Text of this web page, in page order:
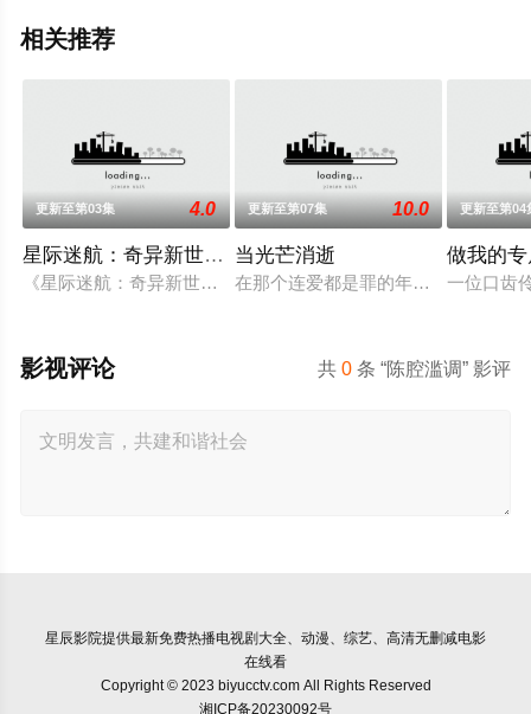
相关推荐
更新至第03集 4.0
星际迷航：奇异新世界第四季
《星际迷航：奇异新世界》已续订第四季。
更新至第07集 10.0
当光芒消逝
在那个连爱都是罪的年代，他们选择
更新至第04
做我的
一位口齿
共0 条 “陈腔滥调” 影评
影视评论
星辰影院提供最新免费热播电视剧大全、动漫、综艺、高清无删减电影
在线看
Copyright © 2023 biyucctv.com All Rights Reserved
湘ICP备20230092号